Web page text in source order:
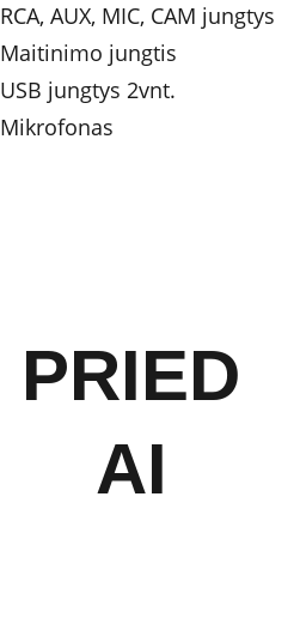
RCA, AUX, MIC, CAM jungtys
Maitinimo jungtis
USB jungtys 2vnt.
Mikrofonas
PRIED
AI